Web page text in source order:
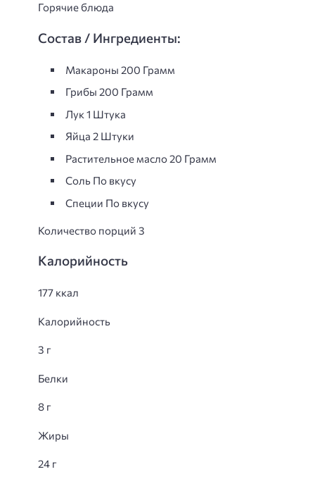
Горячие блюда
Состав / Ингредиенты:
Макароны 200 Грамм
Грибы 200 Грамм
Лук 1 Штука
Яйца 2 Штуки
Растительное масло 20 Грамм
Соль По вкусу
Специи По вкусу
Количество порций 3
Калорийность
177 ккал
Калорийность
3 г
Белки
8 г
Жиры
24 г